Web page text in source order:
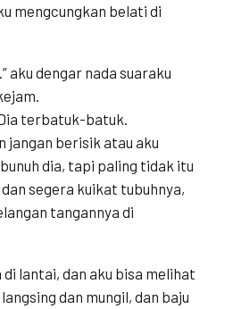
mengcungkan belati di
aku dengar nada suaraku
terbatuk-batuk.
jangan berisik atau aku
dia, tapi paling tidak itu
segera kuikat tubuhnya,
tangannya di
lantai, dan aku bisa melihat
dan mungil, dan baju